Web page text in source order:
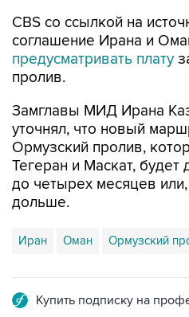
CBS со ссылкой на
соглашение Ирана и
предусматривать плату
пролив.
Замглавы МИД Ирана
уточнял, что новый
Ормузский пролив,
Тегеран и Маскат, будет
до четырех месяцев или,
дольше.
Иран Оман Ормузский
Купить подписку на